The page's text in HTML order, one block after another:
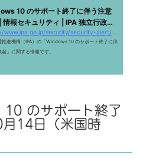
10 のサポート終了に伴う注意
情報セキュリティ | IPA 独立行政法
推進機構（IPA）の「Windows 10 のサポート終了に伴
起」に関する情報です。
のサポート終了
14日（米国時